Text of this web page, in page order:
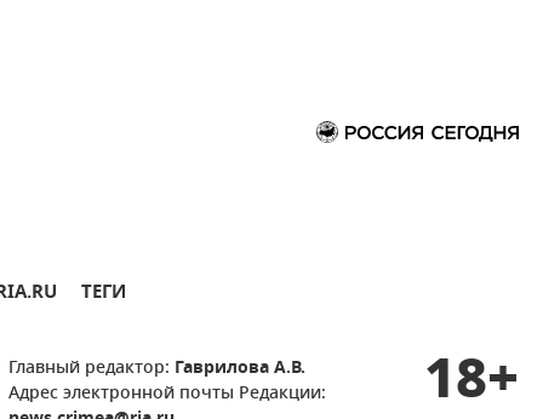
ТЕГИ
Главный редактор: Гаврилова А.В.
Адрес электронной почты Редакции:
18+